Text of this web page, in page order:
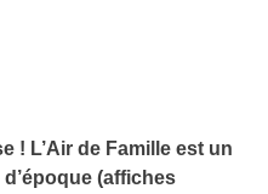
! L’Air de Famille est un
(affiches